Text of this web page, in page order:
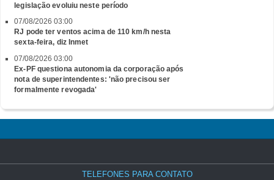
legislação evoluiu neste período
07/08/2026 03:00
RJ pode ter ventos acima de 110 km/h nesta
sexta-feira, diz Inmet
07/08/2026 03:00
Ex-PF questiona autonomia da corporação após
nota de superintendentes: 'não precisou ser
formalmente revogada'
TELEFONES PARA CONTATO